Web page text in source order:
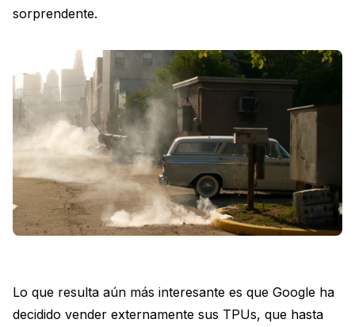
sorprendente.
Lo que resulta aún más interesante es que Google ha
decidido vender externamente sus TPUs, que hasta